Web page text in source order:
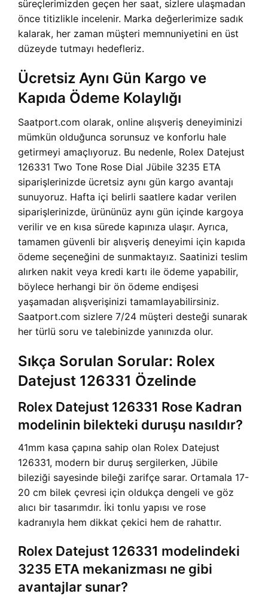
süreçlerimizden geçen her saat, sizlere ulaşmadan
önce titizlikle incelenir. Marka değerlerimize sadık
kalarak, her zaman müşteri memnuniyetini en üst
düzeyde tutmayı hedefleriz.
Ücretsiz Aynı Gün Kargo ve
Kapıda Ödeme Kolaylığı
Saatport.com olarak, online alışveriş deneyiminizi
mümkün olduğunca sorunsuz ve konforlu hale
getirmeyi amaçlıyoruz. Bu nedenle, Rolex Datejust
126331 Two Tone Rose Dial Jübile 3235 ETA
siparişlerinizde ücretsiz aynı gün kargo avantajı
sunuyoruz. Hafta içi belirli saatlere kadar verilen
siparişlerinizde, ürününüz aynı gün içinde kargoya
verilir ve en kısa sürede kapınıza ulaşır. Ayrıca,
tamamen güvenli bir alışveriş deneyimi için kapıda
ödeme seçeneğini de sunmaktayız. Saatinizi teslim
alırken nakit veya kredi kartı ile ödeme yapabilir,
böylece herhangi bir ön ödeme endişesi
yaşamadan alışverişinizi tamamlayabilirsiniz.
Saatport.com sizlere 7/24 müşteri desteği sunarak
her türlü soru ve talebinizde yanınızda olur.
Sıkça Sorulan Sorular: Rolex
Datejust 126331 Özelinde
Rolex Datejust 126331 Rose Kadran
modelinin bilekteki duruşu nasıldır?
41mm kasa çapına sahip olan Rolex Datejust
126331, modern bir duruş sergilerken, Jübile
bileziği sayesinde bileği zarifçe sarar. Ortamala 17-
20 cm bilek çevresi için oldukça dengeli ve göz
alıcı bir tasarımdır. İki tonlu yapısı ve rose
kadranıyla hem dikkat çekici hem de rahattır.
Rolex Datejust 126331 modelindeki
3235 ETA mekanizması ne gibi
avantajlar sunar?